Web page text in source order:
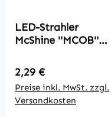
LED-Strahler
McShine ''MCOB''
warmweiß
Regulärer Preis:
2,29 €
Preise inkl. MwSt. zzgl.
Versandkosten